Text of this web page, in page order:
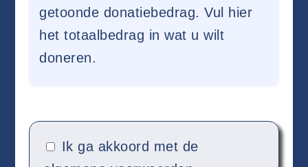
getoonde donatiebedrag. Vul hier
het totaalbedrag in wat u wilt
doneren.
Ik ga akkoord met de